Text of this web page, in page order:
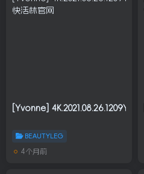
[Yvonne]
BEAUTYLEG
4个月前